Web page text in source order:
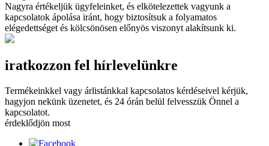
Nagyra értékeljük ügyfeleinket, és elkötelezettek vagyunk a
kapcsolatok ápolása iránt, hogy biztosítsuk a folyamatos
elégedettséget és kölcsönösen előnyös viszonyt alakítsunk ki.
iratkozzon fel hírlevelünkre
Termékeinkkel vagy árlistánkkal kapcsolatos kérdéseivel kérjük,
hagyjon nekünk üzenetet, és 24 órán belül felvesszük Önnel a
kapcsolatot.
érdeklődjön most